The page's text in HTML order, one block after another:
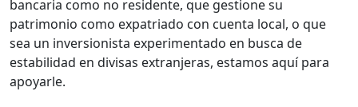
bancaria como no residente, que gestione su
patrimonio como expatriado con cuenta local, o que
sea un inversionista experimentado en busca de
estabilidad en divisas extranjeras, estamos aquí para
apoyarle.